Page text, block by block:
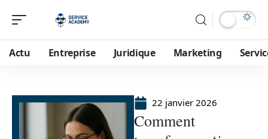
Actu Entreprise Juridique Marketing
22 janvier 2026
Comment